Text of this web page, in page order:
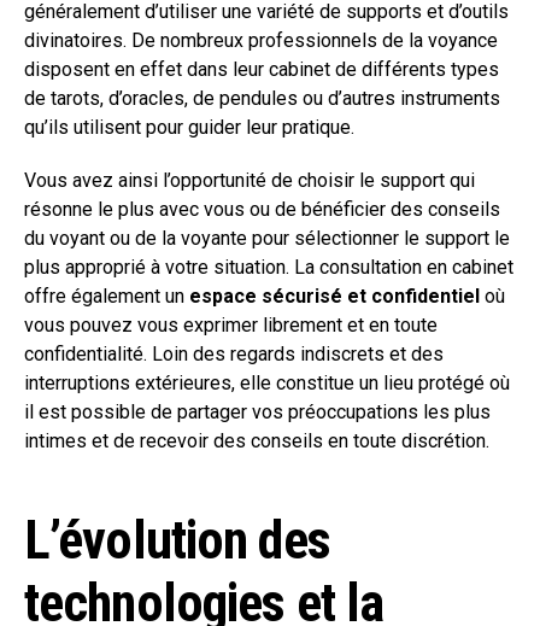
généralement d’utiliser une variété de supports et d’outils
divinatoires. De nombreux professionnels de la voyance
disposent en effet dans leur cabinet de différents types
de tarots, d’oracles, de pendules ou d’autres instruments
qu’ils utilisent pour guider leur pratique.
Vous avez ainsi l’opportunité de choisir le support qui
résonne le plus avec vous ou de bénéficier des conseils
du voyant ou de la voyante pour sélectionner le support le
plus approprié à votre situation. La consultation en cabinet
offre également un espace sécurisé et confidentiel où
vous pouvez vous exprimer librement et en toute
confidentialité. Loin des regards indiscrets et des
interruptions extérieures, elle constitue un lieu protégé où
il est possible de partager vos préoccupations les plus
intimes et de recevoir des conseils en toute discrétion.
L’évolution des
technologies et la